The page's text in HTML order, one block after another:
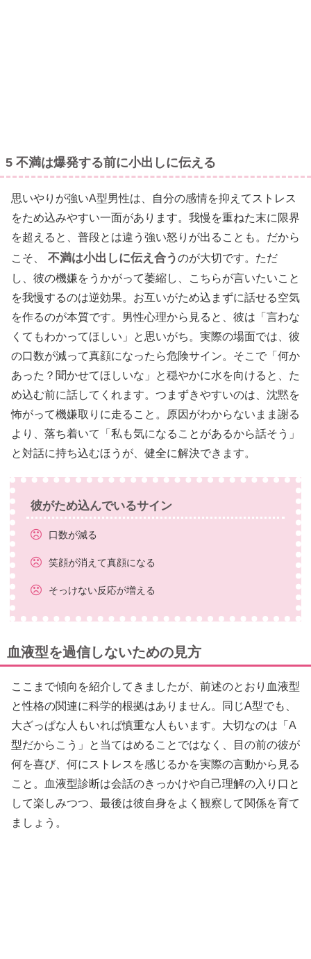
5 不満は爆発する前に小出しに伝える
思いやりが強いA型男性は、自分の感情を抑えてストレス
をため込みやすい一面があります。我慢を重ねた末に限界
を超えると、普段とは違う強い怒りが出ることも。だから
こそ、
不満は小出しに伝え合うのが大切です。ただ
し、彼の機嫌をうかがって萎縮し、こちらが言いたいこと
を我慢するのは逆効果。お互いがため込まずに話せる空気
を作るのが本質です。男性心理から見ると、彼は「言わな
くてもわかってほしい」と思いがち。実際の場面では、彼
の口数が減って真顔になったら危険サイン。そこで「何か
あった？聞かせてほしいな」と穏やかに水を向けると、た
め込む前に話してくれます。つまずきやすいのは、沈黙を
怖がって機嫌取りに走ること。原因がわからないまま謝る
より、落ち着いて「私も気になることがあるから話そう」
と対話に持ち込むほうが、健全に解決できます。
彼がため込んでいるサイン
口数が減る
笑顔が消えて真顔になる
そっけない反応が増える
血液型を過信しないための見方
ここまで傾向を紹介してきましたが、前述のとおり血液型
と性格の関連に科学的根拠はありません。同じA型でも、
大ざっぱな人もいれば慎重な人もいます。大切なのは「A
型だからこう」と当てはめることではなく、目の前の彼が
何を喜び、何にストレスを感じるかを実際の言動から見る
こと。血液型診断は会話のきっかけや自己理解の入り口と
して楽しみつつ、最後は彼自身をよく観察して関係を育て
ましょう。